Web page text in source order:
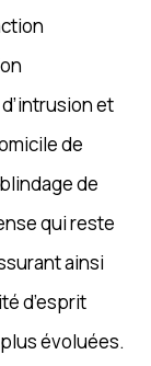
et
de
de
qui reste
ainsi
d’esprit
évoluées.